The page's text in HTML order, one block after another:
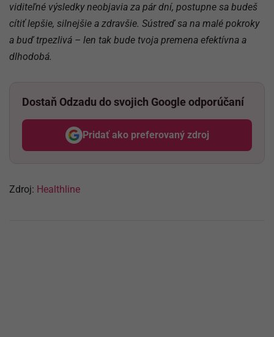
viditeľné výsledky neobjavia za pár dní, postupne sa budeš
cítiť lepšie, silnejšie a zdravšie. Sústreď sa na malé pokroky
a buď trpezlivá – len tak bude tvoja premena efektívna a
dlhodobá.
Dostaň Odzadu do svojich Google odporúčaní
Pridať ako preferovaný zdroj
Odzadu, odkaz sa otvorí v
Zdroj: Healthline